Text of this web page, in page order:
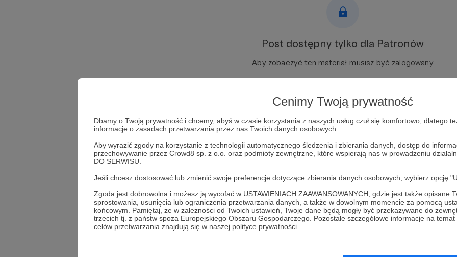
Cenimy Twoją prywatność
Dbamy o Twoją prywatność i chcemy, abyś w czasie korzystania z naszych usług czuł się komfortowo, dlatego
informacje o zasadach przetwarzania przez nas Twoich danych osobowych.
Aby wyrazić zgody na korzystanie z technologii automatycznego śledzenia i zbierania danych, dostęp do
przechowywanie przez Crowd8 sp. z o.o. oraz podmioty zewnętrzne, które wspierają nas w prowadzeniu
DO SERWISU.
Jeśli chcesz dostosować lub zmienić swoje preferencje dotyczące zbierania danych osobowych, wybierz opcję
Zgoda jest dobrowolna i możesz ją wycofać w USTAWIENIACH ZAAWANSOWANYCH, gdzie jest także opisane
sprostowania, usunięcia lub ograniczenia przetwarzania danych, a także w dowolnym momencie za pomocą
końcowym. Pamiętaj, że w zależności od Twoich ustawień, Twoje dane będą mogły być przekazywane do
trzecich tj. z państw spoza Europejskiego Obszaru Gospodarczego. Pozostałe szczegółowe informacje na
celów przetwarzania znajdują się w naszej polityce prywatności.
Post dostępny tylko dla Patronów
Aby zobaczyć ten materiał musisz być zalogowany
post codzienny Dzień radiowy live dla Patronów
Udostępnij
Radio 357